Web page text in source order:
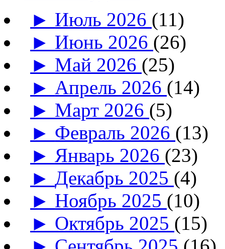
► Июль 2026 (11)
► Июнь 2026 (26)
► Май 2026 (25)
► Апрель 2026 (14)
► Март 2026 (5)
► Февраль 2026 (13)
► Январь 2026 (23)
►Декабрь 2025 (4)
► Ноябрь 2025 (10)
► Октябрь 2025 (15)